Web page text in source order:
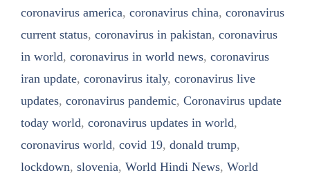
coronavirus america, coronavirus china, coronavirus
current status, coronavirus in pakistan, coronavirus
in world, coronavirus in world news, coronavirus
iran update, coronavirus italy, coronavirus live
updates, coronavirus pandemic, Coronavirus update
today world, coronavirus updates in world,
coronavirus world, covid 19, donald trump,
lockdown, slovenia, World Hindi News, World